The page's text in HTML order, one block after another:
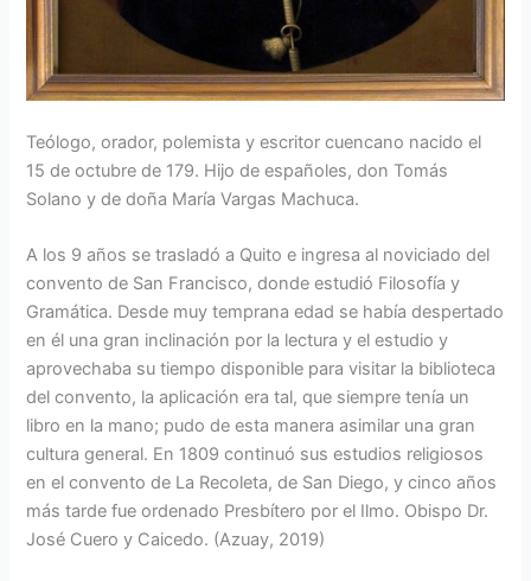
Teólogo, orador, polemista y escritor cuencano nacido el
15 de octubre de 179. Hijo de españoles, don Tomás
Solano y de doña María Vargas Machuca.
A los 9 años se trasladó a Quito e ingresa al noviciado del
convento de San Francisco, donde estudió Filosofía y
Gramática. Desde muy temprana edad se había despertado
en él una gran inclinación por la lectura y el estudio y
aprovechaba su tiempo disponible para visitar la biblioteca
del convento, la aplicación era tal, que siempre tenía un
libro en la mano; pudo de esta manera asimilar una gran
cultura general. En 1809 continuó sus estudios religiosos
en el convento de La Recoleta, de San Diego, y cinco años
más tarde fue ordenado Presbítero por el Ilmo. Obispo Dr.
José Cuero y Caicedo. (Azuay, 2019)